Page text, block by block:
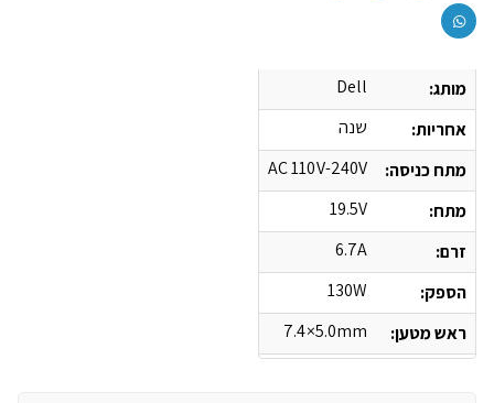
מותג:
Dell
אחריות:
שנה
מתח כניסה:
AC 110V-240V
מתח:
19.5V
זרם:
6.7A
הספק:
130W
ראש מטען:
7.4×5.0mm